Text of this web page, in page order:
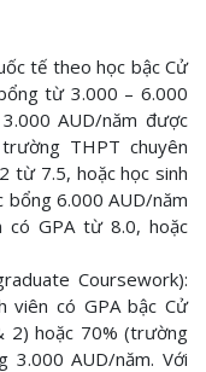
tế theo học bậc Cử
từ 3.000 – 6.000
AUD/năm được
THPT chuyên
từ 7.5, hoặc học sinh
6.000 AUD/năm
có GPA từ 8.0, hoặc
Coursework):
viên có GPA bậc Cử
2) hoặc 70% (trường
3.000 AUD/năm. Với